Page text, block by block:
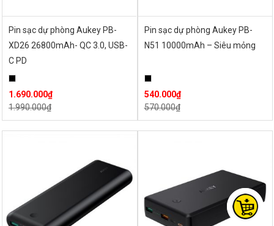
Pin sạc dự phòng Aukey PB-
XD26 26800mAh- QC 3.0, USB-
C PD
1.690.000₫
1.990.000₫
Pin sạc dự phòng Aukey PB-
N51 10000mAh – Siêu mỏng
540.000₫
570.000₫